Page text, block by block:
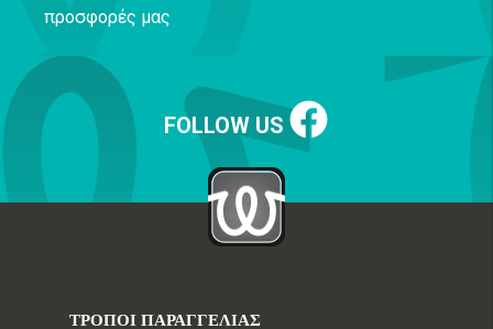
προσφορές μας
FOLLOW US
ΤΡΟΠΟΙ ΠΑΡΑΓΓΕΛΙΑΣ